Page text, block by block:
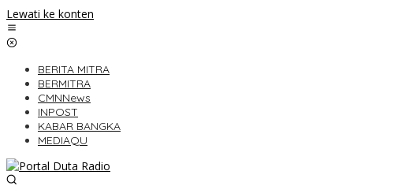
Lewati ke konten
BERITA MITRA
BERMITRA
CMNNews
INPOST
KABAR BANGKA
MEDIAQU